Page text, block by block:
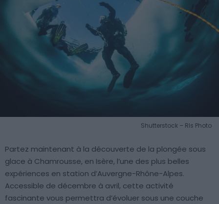
Shutterstock – Rls Photo
Partez maintenant à la découverte de la plongée sous
glace à Chamrousse, en Isère, l’une des plus belles
expériences en station d’Auvergne-Rhône-Alpes.
Accessible de décembre à avril, cette activité
fascinante vous permettra d’évoluer sous une couche